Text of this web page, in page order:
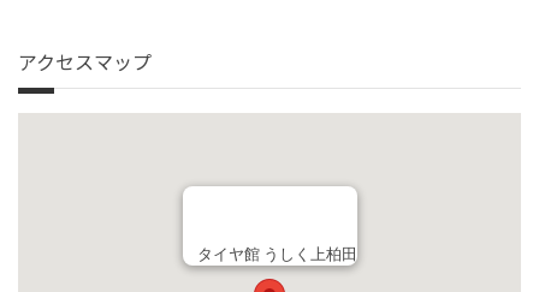
アクセスマップ
タイヤ館 うしく上柏田